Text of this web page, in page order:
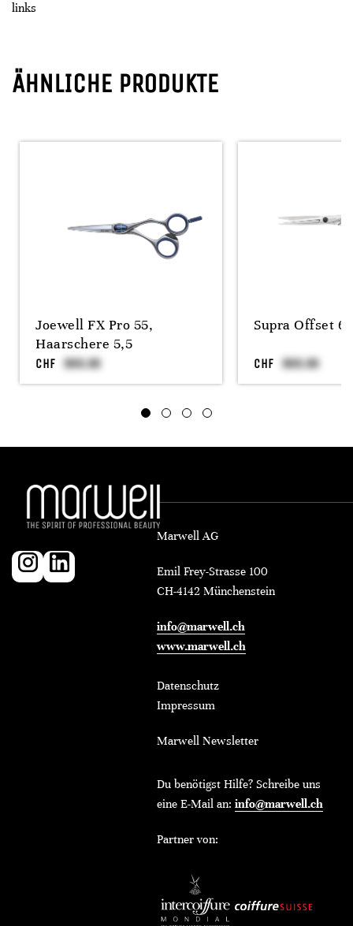
links
ÄHNLICHE PRODUKTE
Joewell FX Pro 55,
Haarschere 5,5
CHF
Supra Offset
CHF
Marwell AG
Emil Frey-Strasse 100
CH-4142 Münchenstein
info@marwell.ch
www.marwell.ch
Datenschutz
Impressum
Marwell Newsletter
Du benötigst Hilfe? Schreibe uns
eine E-Mail an: info@marwell.ch
Partner von: